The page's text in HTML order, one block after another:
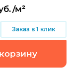
м²
Заказ в 1 клик